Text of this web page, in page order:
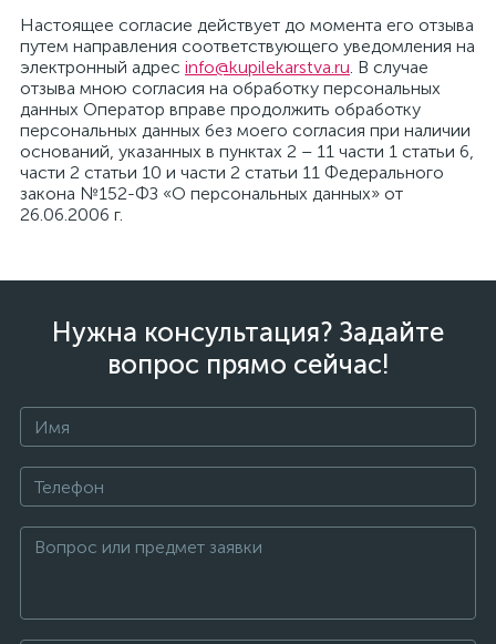
Настоящее согласие действует до момента его отзыва
путем направления соответствующего уведомления на
электронный адрес info@kupilekarstva.ru. В случае
отзыва мною согласия на обработку персональных
данных Оператор вправе продолжить обработку
персональных данных без моего согласия при наличии
оснований, указанных в пунктах 2 – 11 части 1 статьи 6,
части 2 статьи 10 и части 2 статьи 11 Федерального
закона №152-ФЗ «О персональных данных» от
26.06.2006 г.
Нужна консультация? Задайте
вопрос прямо сейчас!